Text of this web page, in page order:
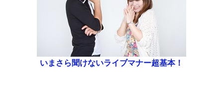
いまさら聞けないライブマナー超基本！